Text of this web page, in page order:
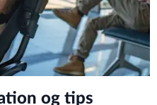
og tips